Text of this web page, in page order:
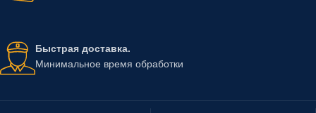
Быстрая доставка.
Минимальное время обработки